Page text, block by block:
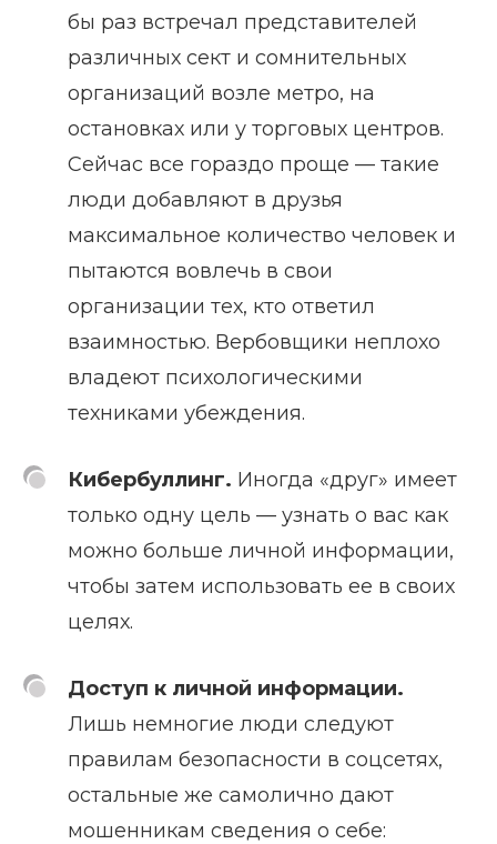
бы раз встречал представителей
различных сект и сомнительных
организаций возле метро, на
остановках или у торговых центров.
Сейчас все гораздо проще — такие
люди добавляют в друзья
максимальное количество человек и
пытаются вовлечь в свои
организации тех, кто ответил
взаимностью. Вербовщики неплохо
владеют психологическими
техниками убеждения.
Кибербуллинг. Иногда «друг» имеет
только одну цель — узнать о вас как
можно больше личной информации,
чтобы затем использовать ее в своих
целях.
Доступ к личной информации.
Лишь немногие люди следуют
правилам безопасности в соцсетях,
остальные же самолично дают
мошенникам сведения о себе: